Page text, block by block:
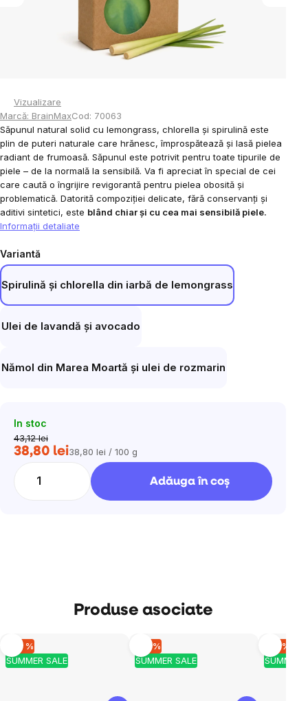
Vizualizare
Marcă: BrainMaxCod: 70063
Săpunul natural solid cu lemongrass, chlorella și spirulină este
plin de puteri naturale care hrănesc, împrospătează și lasă pielea
radiant de frumoasă. Săpunul este potrivit pentru toate tipurile de
piele – de la normală la sensibilă. Va fi apreciat în special de cei
care caută o îngrijire revigorantă pentru pielea obosită și
problematică. Datorită compoziției delicate, fără conservanți și
aditivi sintetici, este blând chiar și cu cea mai sensibilă piele.
Informaţii detaliate
Variantă
Spirulină și chlorella din iarbă de lemongrass
Ulei de lavandă și avocado
Nămol din Marea Moartă și ulei de rozmarin
In stoc
43,12 lei
38,80 leiEvaluare
38,80 lei / 100 g
Adăuga în coş
Produse asociate
SUMMER SALE
–20 %
SUMMER SALE
–10 %
SUMMER
–10 %